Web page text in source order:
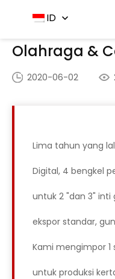
ID
Rumah - Aplikasi
Olahraga &
2020-06-02
Lima tahun yang
Digital, 4 bengkel
untuk 2 "dan 3" inti
ekspor standar,
Kami mengimpor 1
untuk produksi